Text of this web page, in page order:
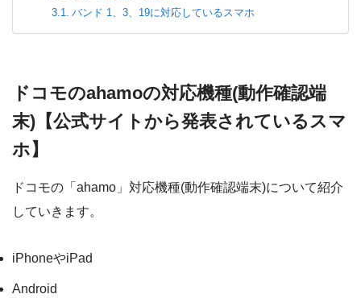
バンド 1、3、19に対応しているスマホ
ドコモのahamoの対応機種(動作確認端
末)【公式サイトから発表されているスマ
ホ】
ドコモの「ahamo」対応機種(動作確認端末)について紹介
していきます。
iPhoneやiPad
Android